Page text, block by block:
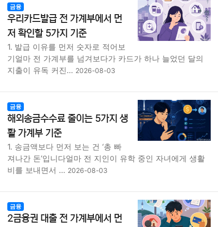
금융
우리카드발급 전 가계부에서 먼
저 확인할 5가지 기준
1. 발급 이유를 먼저 숫자로 적어보
기얼마 전 가계부를 넘겨보다가 카드가 하나 늘었던 달의
지출이 유독 커진… 2026-08-03
금융
해외송금수수료 줄이는 5가지 생
활 가계부 기준
1. 송금액보다 먼저 보는 건 ‘총 빠
져나간 돈’입니다얼마 전 지인이 유학 중인 자녀에게 생활
비를 보내면서 … 2026-08-03
금융
2금융권 대출 전 가계부에서 먼